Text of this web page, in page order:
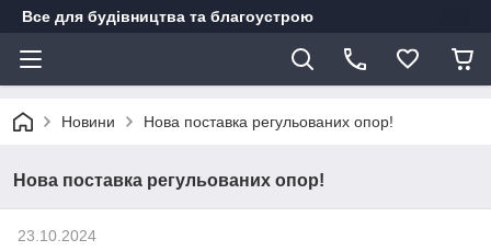
Все для будівництва та благоустрою
Новини Нова поставка регульованих опор!
Нова поставка регульованих опор!
23.10.2024